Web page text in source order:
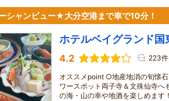
シャンビュー★大分空港まで車で10分！
ホテルベイグランド国
4.2 223件
オススメpoint ○地産地消の旬懐
ワースポット両子寺＆文殊仙寺
の海・山の幸や地酒を楽しめます